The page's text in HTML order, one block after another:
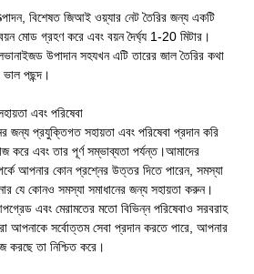
বিশেষত জিআই ওয়্যার নেট তৈরির জন্য একটি
মোড গ্রহণ করে এবং বয়ন দৈর্ঘ্য 1-20 মিটার।
উপাদান সহযখন এটি তারের জাল তৈরির কথা
পছন্দ।
এবং পরিষেবা
জন্য প্রযুক্তিগত সহায়তা এবং পরিষেবা প্রদান করি
করে এবং তার পূর্ণ সম্ভাব্যতা পর্যন্ত।আমাদের
আপনার কোন প্রশ্নের উত্তর দিতে পারেন, সমস্যা
যে কোনও সমস্যা সমাধানের জন্য সহায়তা করুন।
এবং মেরামতের মতো বিভিন্ন পরিষেবাও সরবরাহ
আপনাকে সর্বোত্তম সেবা প্রদান করতে পারে, আপনার
করছে তা নিশ্চিত করে।